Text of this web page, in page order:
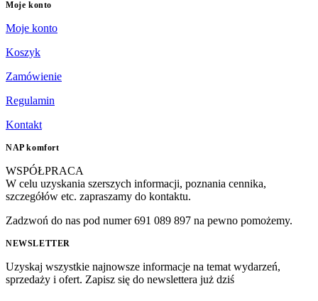
Moje konto
Moje konto
Koszyk
Zamówienie
Regulamin
Kontakt
NAP komfort
WSPÓŁPRACA
W celu uzyskania szerszych informacji, poznania cennika,
szczegółów etc. zapraszamy do kontaktu.
Zadzwoń do nas pod numer 691 089 897 na pewno pomożemy.
NEWSLETTER
Uzyskaj wszystkie najnowsze informacje na temat wydarzeń,
sprzedaży i ofert. Zapisz się do newslettera już dziś